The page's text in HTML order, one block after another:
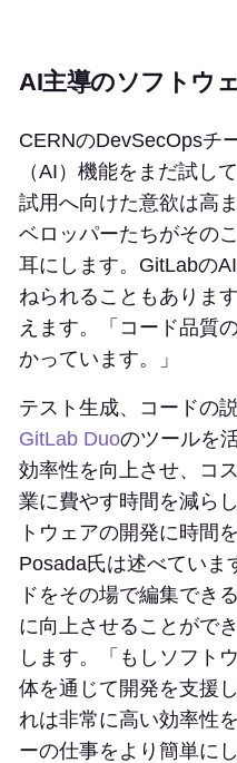
AI主導のソフトウ
CERNのDevSecOpsチ
（AI）機能をまだ試し
試用へ向けた意欲は高
ベロッパーたちがその
耳にします。GitLabの
ねられることもありま
えます。「コード品質
かっています。」
テスト生成、コードの
GitLab Duoのツールを
効率性を向上させ、コ
業に費やす時間を減ら
トウェアの開発に時間
Posada氏は述べていま
ドをその場で編集でき
に向上させることがで
します。「もしソフト
体を通じて開発を支援
れは非常に高い効率性
ーの仕事をより簡単に